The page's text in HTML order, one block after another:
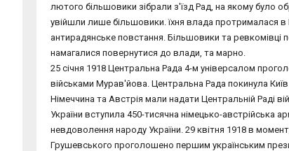
лютого більшовики зібрали з'їзд Рад, на якому було
увійшли лише більшовики. їхня влада протрималася
антирадянське повстання. Більшовики та ревкомівці
намагалися повернутися до влади, та марно.
25 січня 1918 Центральна Рада 4-м універсалом
військами Мурав'йова. Центральна Рада покинула Київ
Німеччина та Австрія мали надати Центральній Раді
України вступила 450-тисячна німецько-австрійська
невдоволення народу України. 29 квітня 1918 в
Грушевського проголошено першим українським